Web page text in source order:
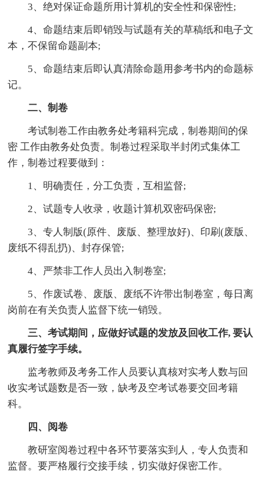
3、绝对保证命题所用计算机的安全性和保密性;
4、命题结束后即销毁与试题有关的草稿纸和电子文
本，不保留命题副本;
5、命题结束后即认真清除命题用参考书内的命题标
记。
二、制卷
考试制卷工作由教务处考籍科完成，制卷期间的保
密 工作由教务处负责。制卷过程采取半封闭式集体工
作，制卷过程要做到：
1、明确责任，分工负责，互相监督;
2、试题专人收录，收题计算机双密码保密;
3、专人制版(原件、废版、整理放好)、印刷(废版、
废纸不得乱扔)、封存保管;
4、严禁非工作人员出入制卷室;
5、作废试卷、废版、废纸不许带出制卷室，每日离
岗前在有关负责人监督下统一销毁。
三、考试期间，应做好试题的发放及回收工作, 要认
真履行签字手续。
监考教师及考务工作人员要认真核对实考人数与回
收实考试题数是否一致，缺考及空考试卷要交回考籍
科。
四、阅卷
教研室阅卷过程中各环节要落实到人，专人负责和
监督。要严格履行交接手续，切实做好保密工作。